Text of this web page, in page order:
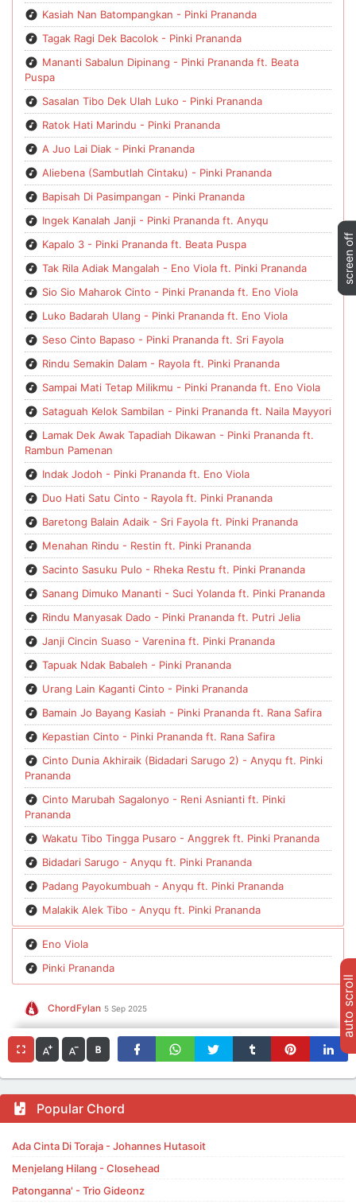
Kasiah Nan Batompangkan - Pinki Prananda
Tagak Ragi Dek Bacolok - Pinki Prananda
Mananti Sabalun Dipinang - Pinki Prananda ft. Beata
Puspa
Sasalan Tibo Dek Ulah Luko - Pinki Prananda
Ratok Hati Marindu - Pinki Prananda
A Juo Lai Diak - Pinki Prananda
Aliebena (Sambutlah Cintaku) - Pinki Prananda
Bapisah Di Pasimpangan - Pinki Prananda
Ingek Kanalah Janji - Pinki Prananda ft. Anyqu
Kapalo 3 - Pinki Prananda ft. Beata Puspa
Tak Rila Adiak Mangalah - Eno Viola ft. Pinki Prananda
Sio Sio Maharok Cinto - Pinki Prananda ft. Eno Viola
Luko Badarah Ulang - Pinki Prananda ft. Eno Viola
Seso Cinto Bapaso - Pinki Prananda ft. Sri Fayola
Rindu Semakin Dalam - Rayola ft. Pinki Prananda
Sampai Mati Tetap Milikmu - Pinki Prananda ft. Eno Viola
Sataguah Kelok Sambilan - Pinki Prananda ft. Naila Mayyori
Lamak Dek Awak Tapadiah Dikawan - Pinki Prananda ft.
Rambun Pamenan
Indak Jodoh - Pinki Prananda ft. Eno Viola
Duo Hati Satu Cinto - Rayola ft. Pinki Prananda
Baretong Balain Adaik - Sri Fayola ft. Pinki Prananda
Menahan Rindu - Restin ft. Pinki Prananda
Sacinto Sasuku Pulo - Rheka Restu ft. Pinki Prananda
Sanang Dimuko Mananti - Suci Yolanda ft. Pinki Prananda
Rindu Manyasak Dado - Pinki Prananda ft. Putri Jelia
Janji Cincin Suaso - Varenina ft. Pinki Prananda
Tapuak Ndak Babaleh - Pinki Prananda
Urang Lain Kaganti Cinto - Pinki Prananda
Bamain Jo Bayang Kasiah - Pinki Prananda ft. Rana Safira
Kepastian Cinto - Pinki Prananda ft. Rana Safira
Cinto Dunia Akhiraik (Bidadari Sarugo 2) - Anyqu ft. Pinki
Prananda
Cinto Marubah Sagalonyo - Reni Asnianti ft. Pinki
Prananda
Wakatu Tibo Tingga Pusaro - Anggrek ft. Pinki Prananda
Bidadari Sarugo - Anyqu ft. Pinki Prananda
Padang Payokumbuah - Anyqu ft. Pinki Prananda
Malakik Alek Tibo - Anyqu ft. Pinki Prananda
Eno Viola
Pinki Prananda
ChordFylan 5 Sep 2025
Popular Chord
Ada Cinta Di Toraja - Johannes Hutasoit
Menjelang Hilang - Closehead
Patonganna' - Trio Gideonz
auto scroll